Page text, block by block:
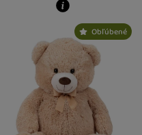
Kdy zboží dostanete?
Osobný odber vo výdajnom mieste
U Vás doma13. 8.
Obľúbené